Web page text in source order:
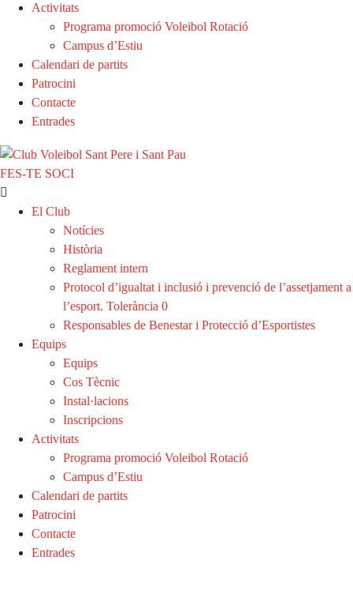
Activitats
Programa promoció Voleibol Rotació
Campus d’Estiu
Calendari de partits
Patrocini
Contacte
Entrades
FES-TE SOCI
El Club
Notícies
Història
Reglament intern
Protocol d’igualtat i inclusió i prevenció de l’assetjament a
l’esport. Tolerància 0
Responsables de Benestar i Protecció d’Esportistes
Equips
Equips
Cos Tècnic
Instal·lacions
Inscripcions
Activitats
Programa promoció Voleibol Rotació
Campus d’Estiu
Calendari de partits
Patrocini
Contacte
Entrades